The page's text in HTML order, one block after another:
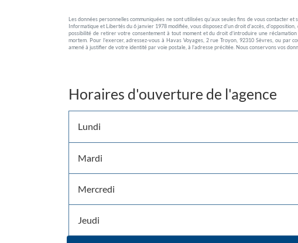
Les données personnelles communiquées ne sont utilisées qu’aux seules fins de vous contacter
Informatique et Libertés du 6 janvier 1978 modifiée, vous disposez d’un droit d’accès,
possibilité de retirer votre consentement à tout moment et du droit d’introduire une
mortem. Pour l’exercer, adressez-vous à Havas Voyages, 2 rue Troyon, 92310 Sèvres, ou par
amené à justifier de votre identité par voie postale, à l’adresse précitée. Nous conservons vos
Horaires d'ouverture de l'agence
d'ouverture
Lundi
Mardi
Mercredi
Jeudi